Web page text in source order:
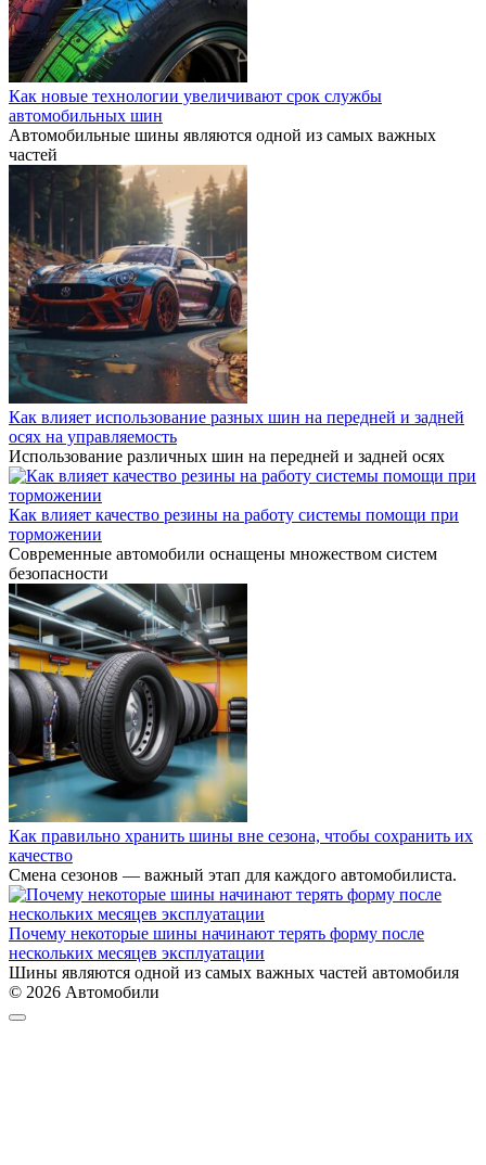
Как новые технологии увеличивают срок службы
автомобильных шин
Автомобильные шины являются одной из самых важных
частей
Как влияет использование разных шин на передней и задней
осях на управляемость
Использование различных шин на передней и задней осях
Как влияет качество резины на работу системы помощи при
торможении
Современные автомобили оснащены множеством систем
безопасности
Как правильно хранить шины вне сезона, чтобы сохранить их
качество
Смена сезонов — важный этап для каждого автомобилиста.
Почему некоторые шины начинают терять форму после
нескольких месяцев эксплуатации
Шины являются одной из самых важных частей автомобиля
© 2026 Автомобили